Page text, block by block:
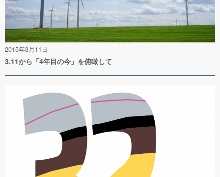
2015年3月11日
3.11から「4年目の今」を俯瞰して